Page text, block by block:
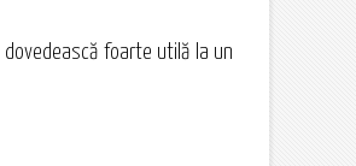
foarte utilă la un